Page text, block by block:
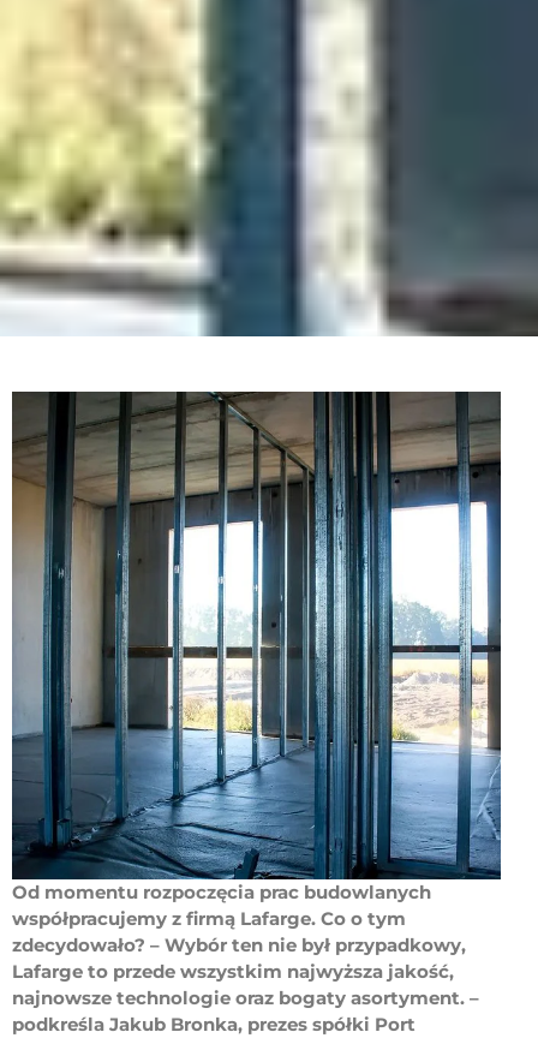
Od momentu rozpoczęcia prac budowlanych
współpracujemy z firmą Lafarge. Co o tym
zdecydowało? – Wybór ten nie był przypadkowy,
Lafarge to przede wszystkim najwyższa jakość,
najnowsze technologie oraz bogaty asortyment. –
podkreśla Jakub Bronka, prezes spółki Port